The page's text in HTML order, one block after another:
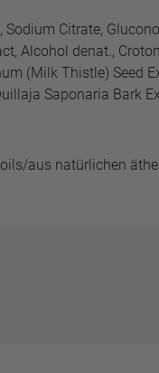
Sodium Citrate,
Alcohol denat.,
(Milk Thistle) Seed
Saponaria Bark
aus natürlichen